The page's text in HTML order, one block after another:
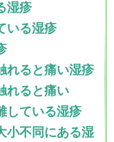
湿疹
いる湿疹
れると痛い湿疹
れると痛い
している湿疹
小不同にある湿